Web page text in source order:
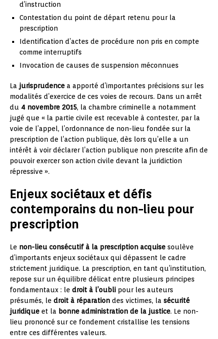
d’instruction
Contestation du point de départ retenu pour la
prescription
Identification d’actes de procédure non pris en compte
comme interruptifs
Invocation de causes de suspension méconnues
La jurisprudence a apporté d’importantes précisions sur les
modalités d’exercice de ces voies de recours. Dans un arrêt
du 4 novembre 2015, la chambre criminelle a notamment
jugé que « la partie civile est recevable à contester, par la
voie de l’appel, l’ordonnance de non-lieu fondée sur la
prescription de l’action publique, dès lors qu’elle a un
intérêt à voir déclarer l’action publique non prescrite afin de
pouvoir exercer son action civile devant la juridiction
répressive ».
Enjeux sociétaux et défis
contemporains du non-lieu pour
prescription
Le non-lieu consécutif à la prescription acquise soulève
d’importants enjeux sociétaux qui dépassent le cadre
strictement juridique. La prescription, en tant qu’institution,
repose sur un équilibre délicat entre plusieurs principes
fondamentaux : le droit à l’oubli pour les auteurs
présumés, le droit à réparation des victimes, la sécurité
juridique et la bonne administration de la justice. Le non-
lieu prononcé sur ce fondement cristallise les tensions
entre ces différentes valeurs.